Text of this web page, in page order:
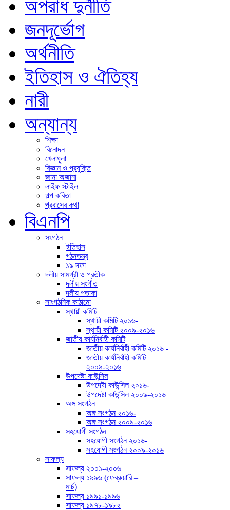
অপরাধ দুর্নীতি
জনদূর্ভোগ
অর্থনীতি
ইতিহাস ও ঐতিহ্য
নারী
অন্যান্য
শিক্ষা
বিনোদন
খেলাধূলা
বিজ্ঞান ও প্রযুক্তি
জানা অজানা
লাইফ স্টাইল
গল্প কবিতা
প্রবাসের কথা
বিএনপি
সংগঠন
ইতিহাস
গঠনতন্ত্র
১৯ দফা
দলীয় সামগ্রী ও প্রতীক
দলীয় সংগীত
দলীয় পতাকা
সাংগঠনিক কাঠামো
স্থায়ী কমিটি
স্থায়ী কমিটি ২০১৬-
স্থায়ী কমিটি ২০০৯-২০১৬
জাতীয় কার্যনির্বাহী কমিটি
জাতীয় কার্যনির্বাহী কমিটি ২০১৬ -
জাতীয় কার্যনির্বাহী কমিটি
২০০৯-২০১৬
উপদেষ্টা কাউন্সিল
উপদেষ্টা কাউন্সিল ২০১৬-
উপদেষ্টা কাউন্সিল ২০০৯-২০১৬
অঙ্গ সংগঠন
অঙ্গ সংগঠন ২০১৬-
অঙ্গ সংগঠন ২০০৯-২০১৬
সহযোগী সংগঠন
সহযোগী সংগঠন ২০১৬-
সহযোগী সংগঠন ২০০৯-২০১৬
সাফল্য
সাফল্য ২০০১-​২০০৬
সাফল্য ১৯৯৬ (ফেব্রুয়ারি –
মার্চ)
সাফল্য ১৯৯১-​১৯৯৬
সাফল্য ১৯৭৮-​১৯৮২